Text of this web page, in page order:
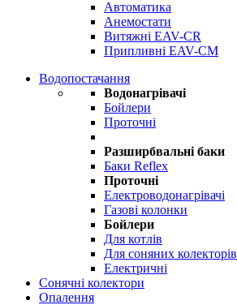
Автоматика
Анемостати
Витяжні EAV-CR
Припливні EAV-CM
Водопостачання
Водонагрівачі
Бойлери
Проточні
Разширбвальні баки
Баки Reflex
Проточні
Електроводонагрівачі
Газові колонки
Бойлери
Для котлів
Для соняних колекторів
Електричні
Сонячні колектори
Опалення